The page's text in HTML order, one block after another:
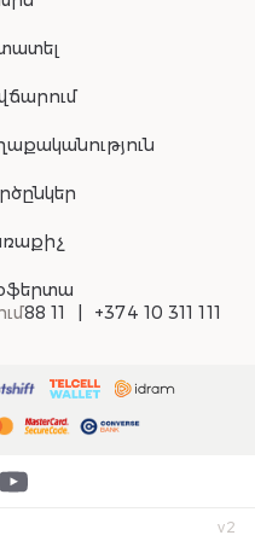
88 11 +374 10 311 111
v2